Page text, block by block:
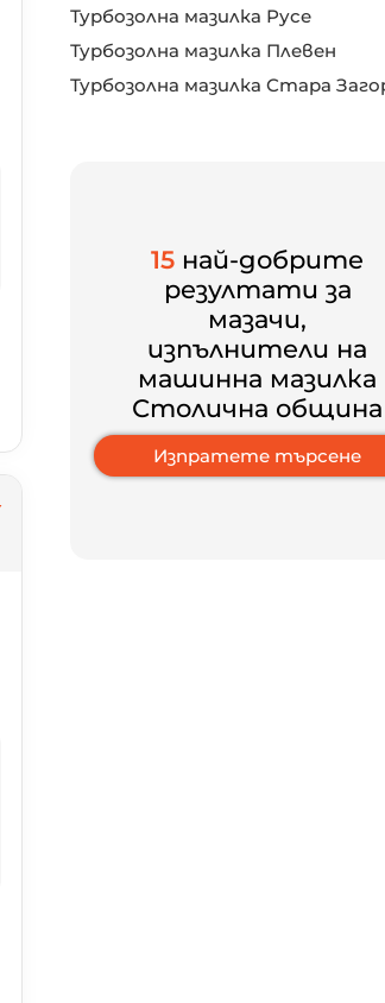
Турбозолна мазилка Русе
Турбозолна мазилка Плевен
Турбозолна мазилка Стара
15 най-добрите
резултати за
мазачи,
изпълнители на
машинна мазилка
Столична община